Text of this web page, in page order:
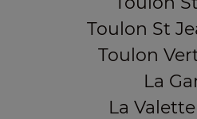
Toulon St
Toulon
La
La